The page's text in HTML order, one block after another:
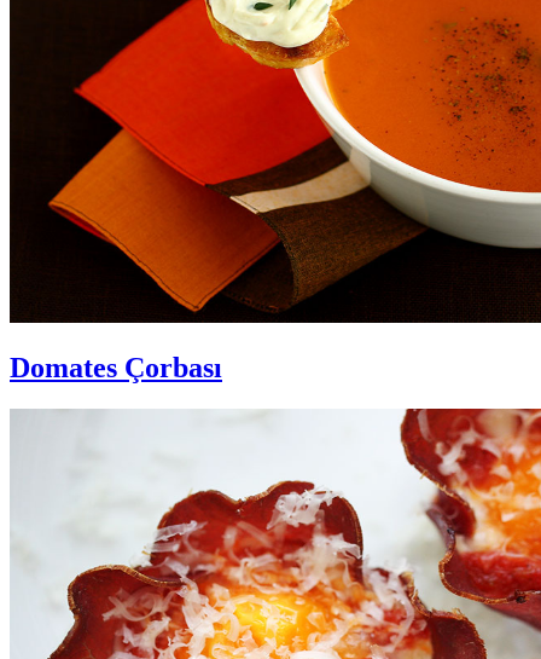
Domates Çorbası